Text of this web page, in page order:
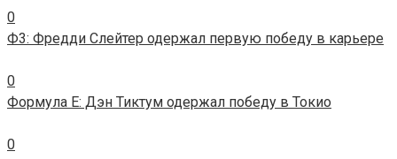
0
Ф3: Фредди Слейтер одержал первую победу в карьере
0
Формула E: Дэн Тиктум одержал победу в Токио
0